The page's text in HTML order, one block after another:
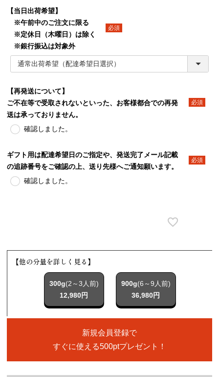
【当日出荷希望】
※午前中のご注文に限る
※定休日（木曜日）は除く
※銀行振込は対象外
【再発送について】
ご不在等で受取されないといった、お客様都合での再発
送は承っておりません。
確認しました。
ギフト用は配達希望日のご指定や、発送完了メール記載
の追跡番号をご確認の上、送り先様へご通知願います。
確認しました。
【他の分量を詳しく見る】
300g(2～3人前)
12,980円
900g(6～9人前)
36,980円
新規会員登録で
すぐに使える500ptプレゼント！